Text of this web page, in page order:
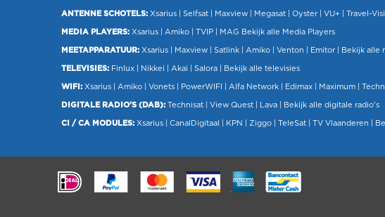
ANTENNE SCHOTELS: Xsarius Selfsat Maxview Megasat | Oyster | VU+ Travel-
MEDIA PLAYERS: Xsarius Amiko TVIP MAG Bekijk alle Media Players
MEETAPPARATUUR: Xsarius Maxview Satlink Amiko Venton Emitor Bekijk alle
TELEVISIES: Finlux | Nikkei | Akai Salora Bekijk alle televisies
WIFI: Xsarius Amiko Vonets PowerWIFI Alfa Network Edimax | Maximum |
DIGITALE RADIO'S (DAB): Technisat View Quest Lava Bekijk alle digitale radio's
CI / CA MODULES: Xsarius CanalDigitaal KPN Ziggo TeleSat TV Vlaanderen
.